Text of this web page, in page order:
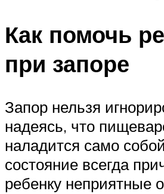
Как помочь
при запоре
Запор нельзя
надеясь, что
наладится само
состояние всегда
ребенку неприятные